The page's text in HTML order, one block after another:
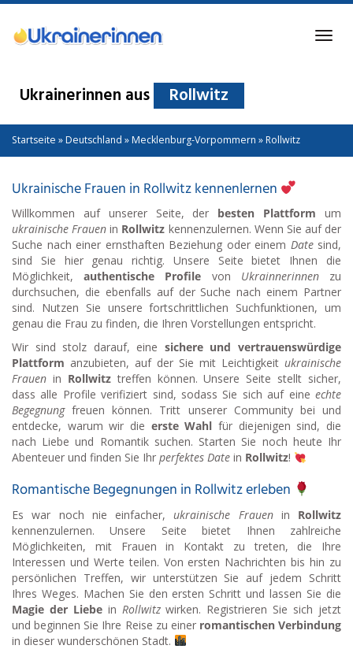
Skip
main
Ukrainerinnen aus Rollwitz
Startseite »Deutschland »Mecklenburg-Vorpommern »Rollwitz
Ukrainische Frauen in Rollwitz kennenlernen
Willkommen auf unserer Seite, der besten Plattform um
ukrainische Frauen in Rollwitz kennenzulernen. Wenn Sie auf der
Suche nach einer ernsthaften Beziehung oder einem Datesind,
sind Sie hier genau richtig. Unsere Seite bietet Ihnen die
Möglichkeit,authentische Profile von Ukrainnerinnenzu
durchsuchen, die ebenfalls auf der Suche nach einem Partner
sind. Nutzen Sie unsere fortschrittlichen Suchfunktionen, um
genau die Frau zu finden, die Ihren Vorstellungen entspricht.
Wir sind stolz darauf, eine sichere und vertrauenswürdige
Plattform anzubieten, auf der Sie mit Leichtigkeit ukrainische
Frauen in Rollwitztreffen können. Unsere Seite stellt sicher,
dass alle Profile verifiziert sind, sodass Sie sich auf eine echte
Begegnungfreuen können. Tritt unserer Community bei und
entdecke, warum wir die erste Wahl für diejenigen sind, die
nach Liebe und Romantik suchen. Starten Sie noch heute Ihr
Abenteuer und finden Sie Ihr perfektes Date in Rollwitz!
Romantische Begegnungen in Rollwitz erleben
Es war noch nie einfacher,ukrainische Frauenin Rollwitz
kennenzulernen. Unsere Seite bietet Ihnen zahlreiche
Möglichkeiten, mit Frauen in Kontakt zu treten, die Ihre
Interessen und Werte teilen. Von ersten Nachrichten bis hin zu
persönlichen Treffen, wir unterstützen Sie auf jedem Schritt
Ihres Weges. Machen Sie den ersten Schritt und lassen Sie die
Magie der Liebein Rollwitzwirken. Registrieren Sie sich jetzt
und beginnen Sie Ihre Reise zu einer romantischen Verbindung
in dieser wunderschönen Stadt.